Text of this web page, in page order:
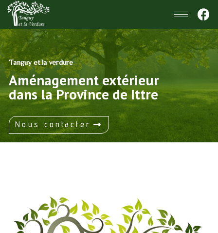
Tanguy et la verdure
Aménagement extérieur
dans la Province de Ittre
Nous contacter